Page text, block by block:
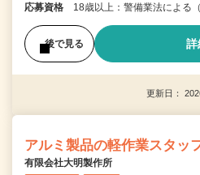
応募資格 18歳以上：警備業法による
後で見る 詳
更新日：
アルミ製品の軽作業スタッ
有限会社大明製作所